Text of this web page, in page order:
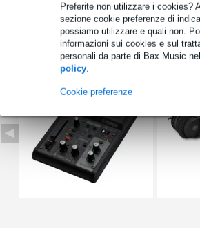
Preferite non utilizzare i cookies?
sezione cookie preferenze di
possiamo utilizzare e quali non.
informazioni sui cookies e sul
personali da parte di Bax Music
policy.
Cookie preferenze
Vedi anche (3)